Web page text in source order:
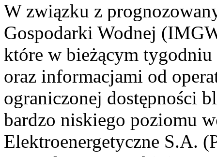
W związku z
Gospodarki Wodnej
które w bieżącym tygodniu
oraz informacjami od
ograniczonej dostępności
bardzo niskiego poziomu
Elektroenergetyczne S.A.